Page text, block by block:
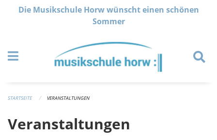
Navigation überspringen
Die Musikschule Horw wünscht einen schönen
Sommer
STARTSEITE VERANSTALTUNGEN
Veranstaltungen